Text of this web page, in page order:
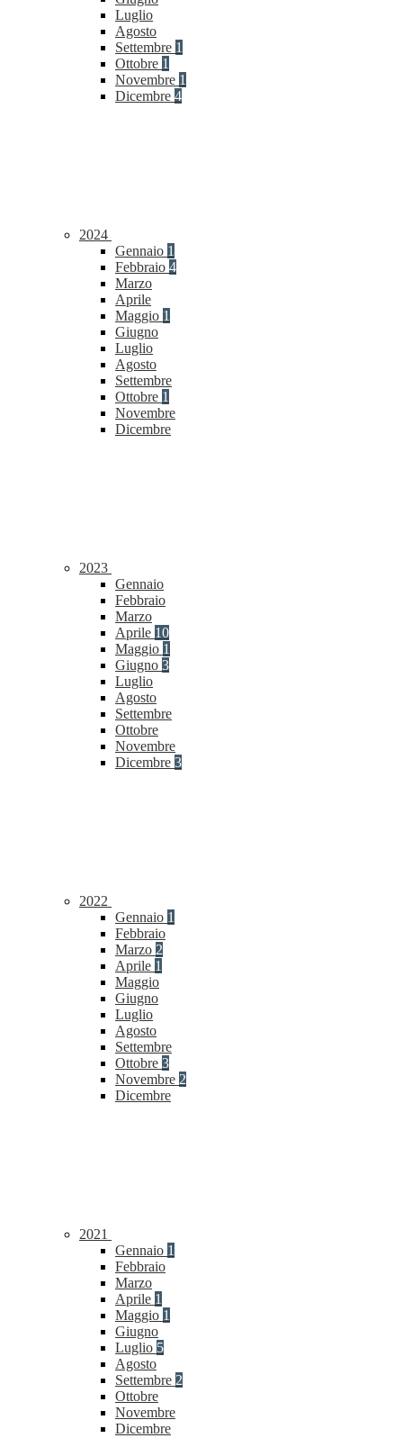
Luglio
Agosto
Settembre 1
Ottobre 1
Novembre 1
Dicembre 4
2024
Gennaio 1
Febbraio 4
Marzo
Aprile
Maggio 1
Giugno
Luglio
Agosto
Settembre
Ottobre 1
Novembre
Dicembre
2023
Gennaio
Febbraio
Marzo
Aprile 10
Maggio 1
Giugno 3
Luglio
Agosto
Settembre
Ottobre
Novembre
Dicembre 3
2022
Gennaio 1
Febbraio
Marzo 2
Aprile 1
Maggio
Giugno
Luglio
Agosto
Settembre
Ottobre 3
Novembre 2
Dicembre
2021
Gennaio 1
Febbraio
Marzo
Aprile 1
Maggio 1
Giugno
Luglio 5
Agosto
Settembre 2
Ottobre
Novembre
Dicembre